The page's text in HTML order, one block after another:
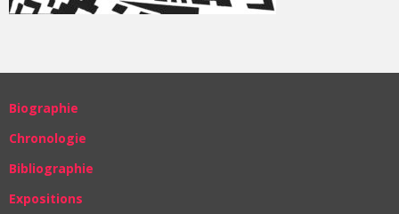
Biographie
Chronologie
Bibliographie
Expositions